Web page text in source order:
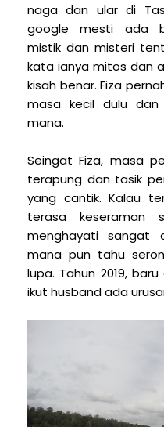
naga dan ular di
google mesti ada
mistik dan misteri
kata ianya mitos dan
kisah benar. Fiza
masa kecil dulu
mana.
Seingat Fiza, masa
terapung dan tasik
yang cantik. Kalau
terasa keseraman
menghayati sangat
mana pun tahu
lupa. Tahun 2019,
ikut husband ada